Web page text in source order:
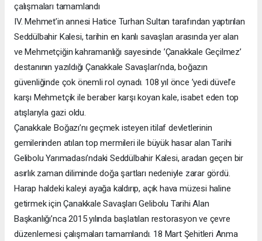
çalışmaları tamamlandı
IV. Mehmet’in annesi Hatice Turhan Sultan tarafından yaptırılan
Seddülbahir Kalesi, tarihin en kanlı savaşları arasında yer alan
ve Mehmetçiğin kahramanlığı sayesinde ’Çanakkale Geçilmez’
destanının yazıldığı Çanakkale Savaşları’nda, boğazın
güvenliğinde çok önemli rol oynadı. 108 yıl önce ’yedi düvel’e
karşı Mehmetçik ile beraber karşı koyan kale, isabet eden top
atışlarıyla gazi oldu.
Çanakkale Boğazı’nı geçmek isteyen itilaf devletlerinin
gemilerinden atılan top mermileri ile büyük hasar alan Tarihi
Gelibolu Yarımadası’ndaki Seddülbahir Kalesi, aradan geçen bir
asırlık zaman diliminde doğa şartları nedeniyle zarar gördü.
Harap haldeki kaleyi ayağa kaldırıp, açık hava müzesi haline
getirmek için Çanakkale Savaşları Gelibolu Tarihi Alan
Başkanlığı’nca 2015 yılında başlatılan restorasyon ve çevre
düzenlemesi çalışmaları tamamlandı. 18 Mart Şehitleri Anma